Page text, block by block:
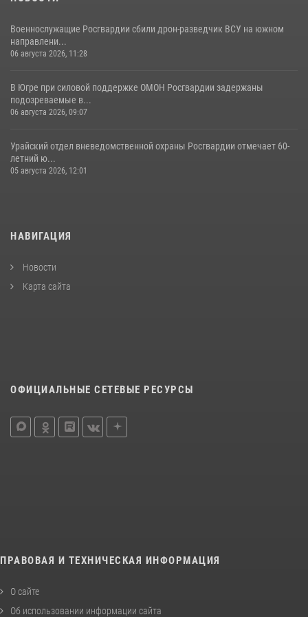
Военнослужащие Росгвардии сбили дрон-разведчик ВСУ на южном
направлени...
06 августа 2026, 11:28
В Югре при силовой поддержке ОМОН Росгвардии задержаны
подозреваемые в...
06 августа 2026, 09:07
Урайский отдел вневедомственной охраны Росгвардии отмечает 60-
летний ю...
05 августа 2026, 12:01
НАВИГАЦИЯ
Новости
Карта сайта
ОФИЦИАЛЬНЫЕ СЕТЕВЫЕ РЕСУРСЫ
ПРАВОВАЯ И ТЕХНИЧЕСКАЯ ИНФОРМАЦИЯ
О сайте
Об использовании информации сайта